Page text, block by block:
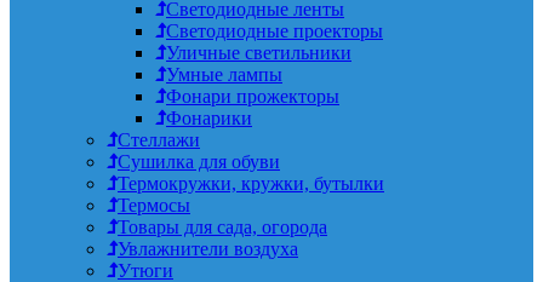
Светодиодные ленты
Светодиодные проекторы
Уличные светильники
Умные лампы
Фонари прожекторы
Фонарики
Стеллажи
Сушилка для обуви
Термокружки, кружки, бутылки
Термосы
Товары для сада, огорода
Увлажнители воздуха
Утюги